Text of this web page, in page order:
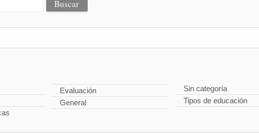
Evaluación
General
Sin categoría
Tipos de educación